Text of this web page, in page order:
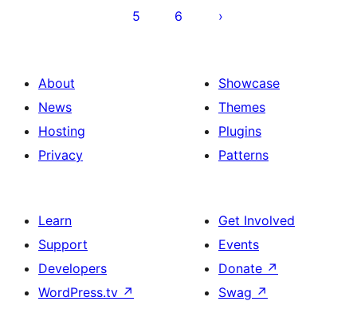
5 6
About
News
Hosting
Privacy
Showcase
Themes
Plugins
Patterns
Learn
Support
Developers
WordPress.tv ↗
Get Involved
Events
Donate ↗
Swag ↗